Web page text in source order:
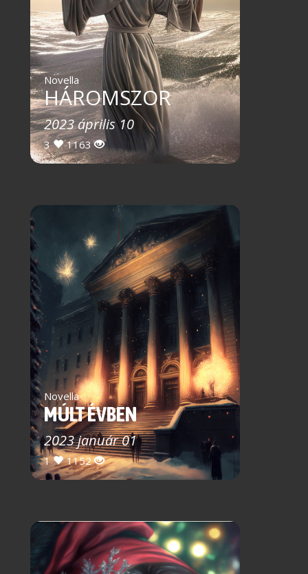
Novella
HÁROMSZOR
2023 április 10
3 1163
Novella
MÚLT ÉVBEN
2023 január 01
1 1152